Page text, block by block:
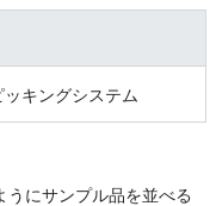
キングシステム
にサンプル品を並べる